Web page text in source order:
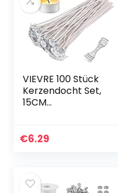
VIEVRE 100 Stück
Kerzendocht Set,
15CM
Kerzendocht
€6.29